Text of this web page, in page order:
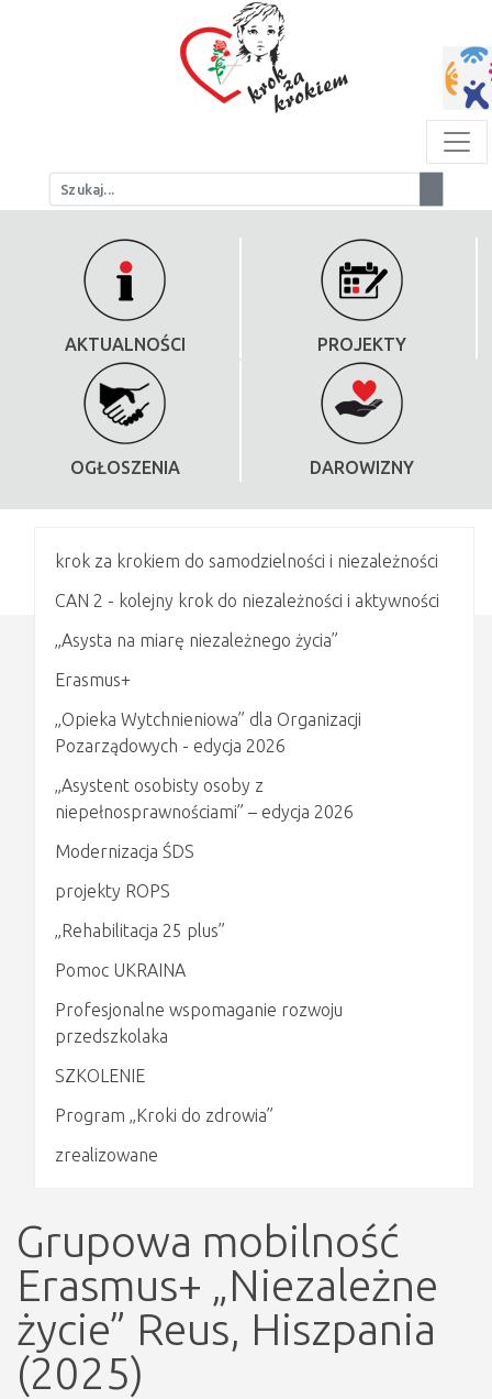
AKTUALNOŚCI PROJEKTY
OGŁOSZENIA DAROWIZNY
krok za krokiem do samodzielności i niezależności
CAN 2 - kolejny krok do niezależności i aktywności
„Asysta na miarę niezależnego życia”
Erasmus+
„Opieka Wytchnieniowa” dla Organizacji
Pozarządowych - edycja 2026
„Asystent osobisty osoby z
niepełnosprawnościami” – edycja 2026
Modernizacja ŚDS
projekty ROPS
„Rehabilitacja 25 plus”
Pomoc UKRAINA
Profesjonalne wspomaganie rozwoju
przedszkolaka
SZKOLENIE
Program „Kroki do zdrowia”
zrealizowane
Grupowa mobilność
Erasmus+ „Niezależne
życie” Reus, Hiszpania
(2025)